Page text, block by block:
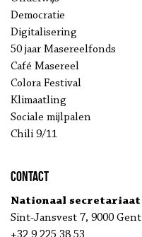
Democratie
Digitalisering
50 jaar Masereelfonds
Café Masereel
Colora Festival
Klimaatling
Sociale mijlpalen
Chili 9/11
Contact
Nationaal secretariaat
Sint-Jansvest 7, 9000 Gent